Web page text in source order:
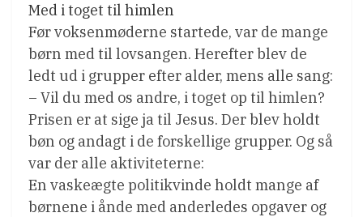
Med i toget til himlen
Før voksenmøderne startede, var de mange
børn med til lovsangen. Herefter blev de
ledt ud i grupper efter alder, mens alle sang:
– Vil du med os andre, i toget op til himlen?
Prisen er at sige ja til Jesus. Der blev holdt
bøn og andagt i de forskellige grupper. Og så
var der alle aktiviteterne:
En vaskeægte politikvinde holdt mange af
børnene i ånde med anderledes opgaver og